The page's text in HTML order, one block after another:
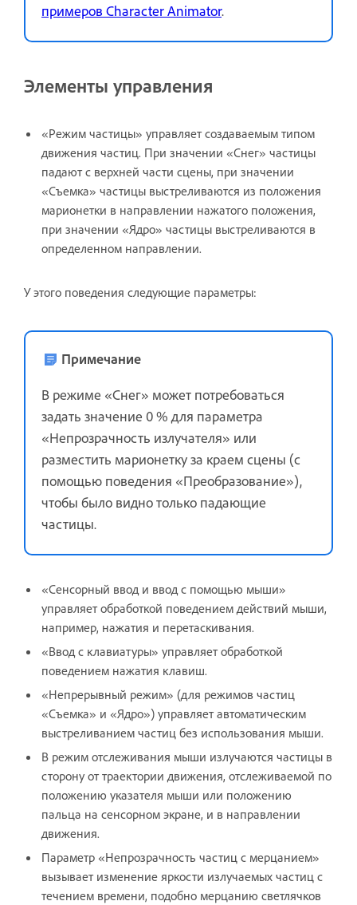
примеров Character Animator.
Элементы управления
«Режим частицы» управляет создаваемым типом
движения частиц. При значении «Снег» частицы
падают с верхней части сцены, при значении
«Съемка» частицы выстреливаются из положения
марионетки в направлении нажатого положения,
при значении «Ядро» частицы выстреливаются в
определенном направлении.
У этого поведения следующие параметры:
Примечание
В режиме «Снег» может потребоваться
задать значение 0 % для параметра
«Непрозрачность излучателя» или
разместить марионетку за краем сцены (с
помощью поведения «Преобразование»),
чтобы было видно только падающие
частицы.
«Сенсорный ввод и ввод с помощью мыши»
управляет обработкой поведением действий мыши,
например, нажатия и перетаскивания.
«Ввод с клавиатуры» управляет обработкой
поведением нажатия клавиш.
«Непрерывный режим» (для режимов частиц
«Съемка» и «Ядро») управляет автоматическим
выстреливанием частиц без использования мыши.
В режим отслеживания мыши излучаются частицы в
сторону от траектории движения, отслеживаемой по
положению указателя мыши или положению
пальца на сенсорном экране, и в направлении
движения.
Параметр «Непрозрачность частиц с мерцанием»
вызывает изменение яркости излучаемых частиц с
течением времени, подобно мерцанию светлячков